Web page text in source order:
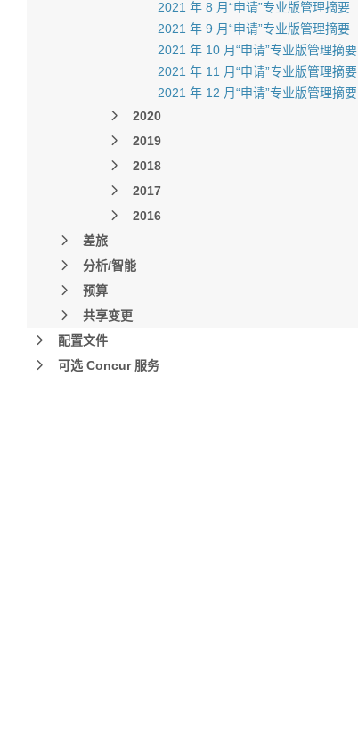
2021 年 8 月“申请”专业版管理摘要
2021 年 9 月“申请”专业版管理摘要
2021 年 10 月“申请”专业版管理摘要
2021 年 11 月“申请”专业版管理摘要
2021 年 12 月“申请”专业版管理摘要
2020
2019
2018
2017
2016
差旅
分析/智能
预算
共享变更
配置文件
可选 Concur 服务